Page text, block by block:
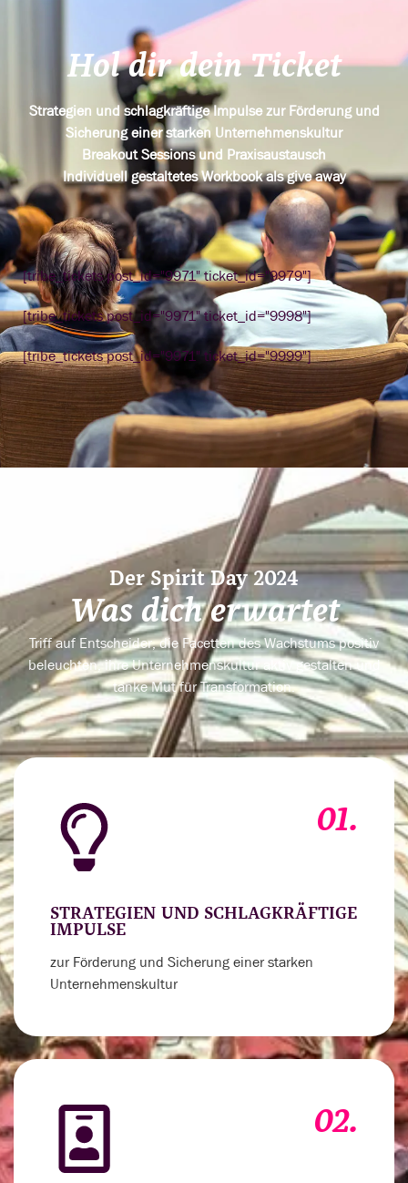
Hol dir dein Ticket
Strategien und schlagkräftige Impulse zur Förderung und
Sicherung einer starken Unternehmenskultur
Breakout Sessions und Praxisaustausch
Individuell gestaltetes Workbook als give away
[tribe_tickets post_id="9971" ticket_id="9979"]
[tribe_tickets post_id="9971" ticket_id="9998"]
[tribe_tickets post_id="9971" ticket_id="9999"]
Der Spirit Day 2024
Was dich erwartet
Triff auf Entscheider, die Facetten des Wachstums positiv
beleuchten, ihre Unternehmenskultur aktiv gestalten und
tanke Mut für Transformation.
01.
STRATEGIEN UND SCHLAGKRÄFTIGE
IMPULSE
zur Förderung und Sicherung einer starken
Unternehmenskultur
02.